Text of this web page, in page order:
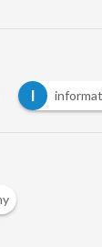
informatica